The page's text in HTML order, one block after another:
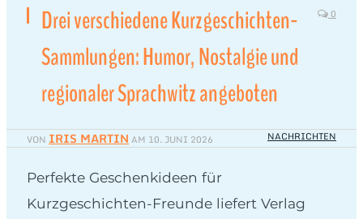
Drei verschiedene Kurzgeschichten-
Sammlungen: Humor, Nostalgie und
regionaler Sprachwitz angeboten
0
VON IRIS MARTIN AM 10. JUNI 2026 NACHRICHTEN
Perfekte Geschenkideen für
Kurzgeschichten-Freunde liefert Verlag